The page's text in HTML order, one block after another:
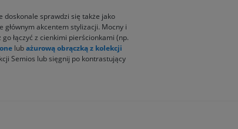
doskonale sprawdzi się także jako
głównym akcentem stylizacji. Mocny i
łączyć z cienkimi pierścionkami (np.
lubażurową obrączką z kolekcji
Semios lub sięgnij po kontrastujący